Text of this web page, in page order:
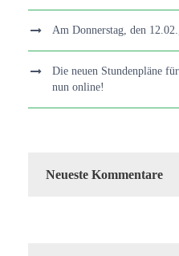
Am Donnerstag, den
Die neuen Stundenpläne
nun online!
Neueste Kommentare